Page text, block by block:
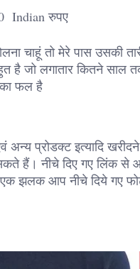
Indian रुपए
तो मेरे पास उसकी
जो लगातार कितने साल
फल है
प्रोडक्ट इत्यादि
हैं। नीचे दिए गए लिंक से
एक झलक आप नीचे दिये गए